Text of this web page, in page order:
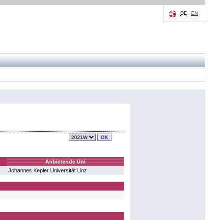
DE EN
Anbietende Uni
Johannes Kepler Universität Linz